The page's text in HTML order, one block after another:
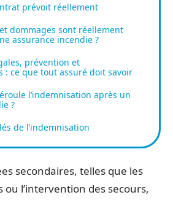
prévoit réellement
dommages sont réellement
assurance incendie ?
prévention et
: ce que tout assuré doit savoir
l’indemnisation après un
?
de l’indemnisation
secondaires, telles que les
ou l’intervention des secours,